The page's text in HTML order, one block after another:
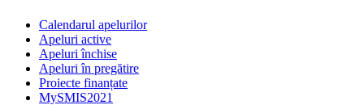
Calendarul apelurilor
Apeluri active
Apeluri închise
Apeluri în pregătire
Proiecte finanțate
MySMIS2021